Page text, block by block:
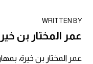
WRITTEN BY
عمر المختار بن
عمر المختار بن خيرة،